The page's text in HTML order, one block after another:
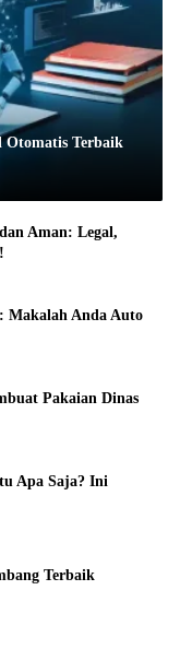
Otomatis Terbaik
Aman: Legal,
Makalah Anda Auto
Pakaian Dinas
Apa Saja? Ini
Terbaik